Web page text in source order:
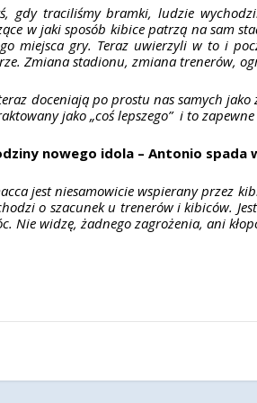
gdy traciliśmy bramki, ludzie
w jaki sposób kibice patrzą na sam
miejsca gry. Teraz uwierzyli w to i
Zmiana stadionu, zmiana trenerów,
doceniają po prostu nas samych
jako „coś lepszego” i to
nowego idola – Antonio spada
jest niesamowicie wspierany przez
o szacunek u trenerów i kibiców.
Nie widzę, żadnego zagrożenia, ani